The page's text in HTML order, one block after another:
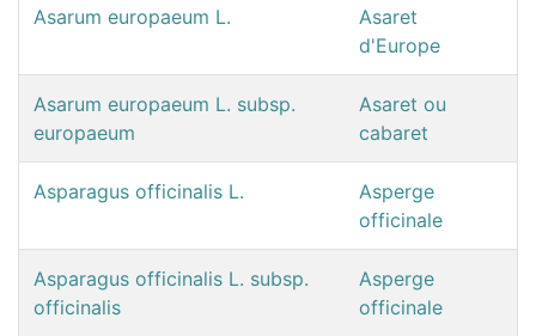
Asarum europaeum L.
Asaret
d'Europe
Asarum europaeum L. subsp.
europaeum
Asaret ou
cabaret
Asparagus officinalis L.
Asperge
officinale
Asparagus officinalis L. subsp.
officinalis
Asperge
officinale